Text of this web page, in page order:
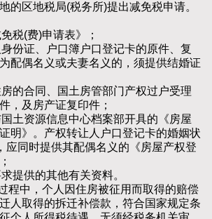
的区地税局(税务所)提出减免税申请。
(费)申请表》；
证、户口簿户口登记卡的原件、复
配偶名义或夫妻名义的，须提供结婚证
合同、国土房管部门产权过户受理
，及房产证复印件；
资源信息中心档案部开具的《房屋
明》。产权转让人户口登记卡的婚姻状
应同时提供其配偶名义的《房屋产权登
供的其他有关资料。
中，个人因住房被征用而取得的赔偿
人取得的拆迁补偿款，符合国家规定条